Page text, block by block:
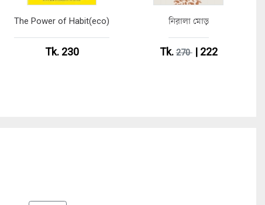
The Power of Habit(eco)
Tk. 230
নিরালা মোড়
Tk.270| 222